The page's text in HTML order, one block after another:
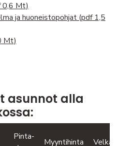
0,6 Mt)
ja huoneistopohjat (pdf 1,5
Mt)
asunnot alla
Pinta-
Myyntihinta